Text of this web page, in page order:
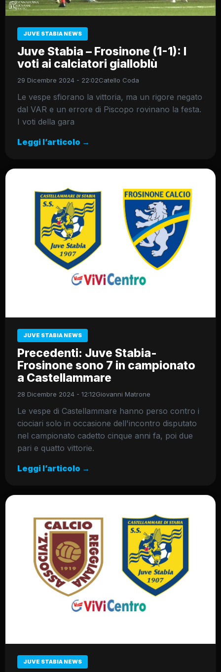
JUVE STABIA NEWS
Juve Stabia – Frosinone (1-1): I
voti ai calciatori gialloblù
29 Dicembre 2024 - 22:02Catello Coda
Le vespe sfiorano la vittoria, ma un rigore negato
dal VAR e un errore di Piscopo rovinano la festa.
I voti della gara
Leggi l’articolo →
JUVE STABIA NEWS
Precedenti: Juve Stabia-
Frosinone sono 7 in campionato
a Castellammare
28 Dicembre 2024 - 12:12Giovanni Matrone
Le vespe di Castellammare hanno perso contro i
ciociari solo in occasione dell'incontro disputato
nel campionato cadetto cinque anni fa, poi due
pari e quatto vittorie.
Leggi l’articolo →
JUVE STABIA NEWS